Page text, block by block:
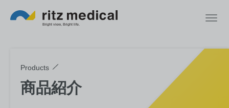
Products
商品紹介